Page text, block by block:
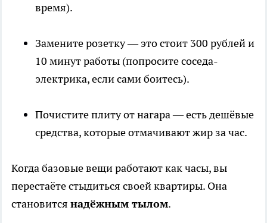
время).
Замените розетку — это стоит 300 рублей и
10 минут работы (попросите соседа-
электрика, если сами боитесь).
Почистите плиту от нагара — есть дешёвые
средства, которые отмачивают жир за час.
Когда базовые вещи работают как часы, вы
перестаёте стыдиться своей квартиры. Она
становится надёжным тылом.